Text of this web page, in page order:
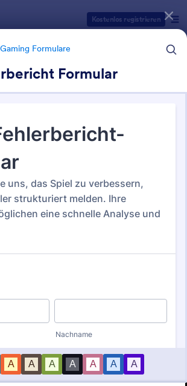
Kostenlos registrieren
Gaming Formulare
Formular
Gaming Formulare
Kategorien